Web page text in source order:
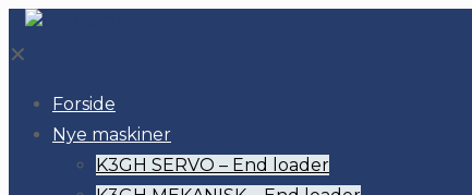
✕
Forside
Nye maskiner
K3GH SERVO – End loader